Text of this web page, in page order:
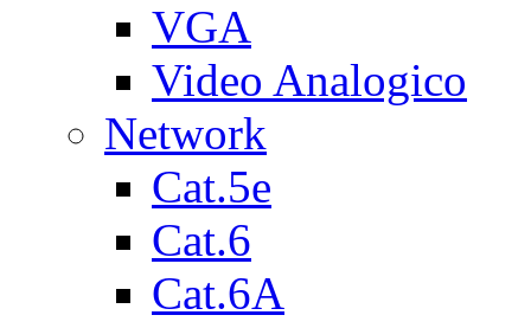
VGA
Video Analogico
Network
Cat.5e
Cat.6
Cat.6A